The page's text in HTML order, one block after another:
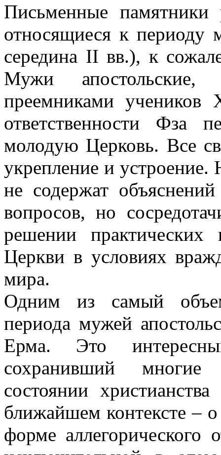
Письменные памятники
относящиеся к периоду
середина II вв.), к
Мужи апостольские,
преемниками учеников
ответственности Фза
молодую Церковь. Все
укрепление и
не содержат
вопросов, но
решении
Церкви в условиях
мира.
Одним из самый
периода мужей
Ерма. Это
сохранивший
состоянии
ближайшем контексте –
форме аллегорического